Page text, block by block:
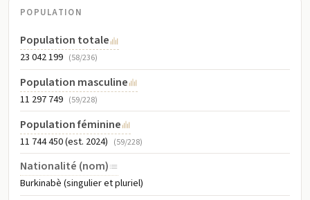
POPULATION
Population totale
23 042 199 (58/236)
Population masculine
11 297 749 (59/228)
Population féminine
11 744 450 (est. 2024) (59/228)
Nationalité (nom)
Burkinabè (singulier et pluriel)